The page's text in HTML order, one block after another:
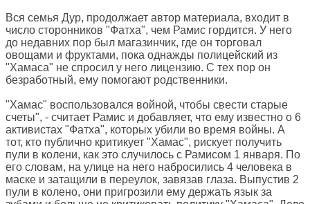
Вся семья Дур, продолжает автор материала, входит в
число сторонников "Фатха", чем Рамис гордится. У него
до недавних пор был магазинчик, где он торговал
овощами и фруктами, пока однажды полицейский из
"Хамаса" не спросил у него лицензию. С тех пор он
безработный, ему помогают родственники.
"Хамас" воспользовался войной, чтобы свести старые
счеты", - считает Рамис и добавляет, что ему известно о 6
активистах "Фатха", которых убили во время войны. А
тот, кто публично критикует "Хамас", рискует получить
пули в колени, как это случилось с Рамисом 1 января. По
его словам, на улице на него набросились 4 человека в
маске и затащили в переулок, завязав глаза. Выпустив 2
пули в колено, они пригрозили ему держать язык за